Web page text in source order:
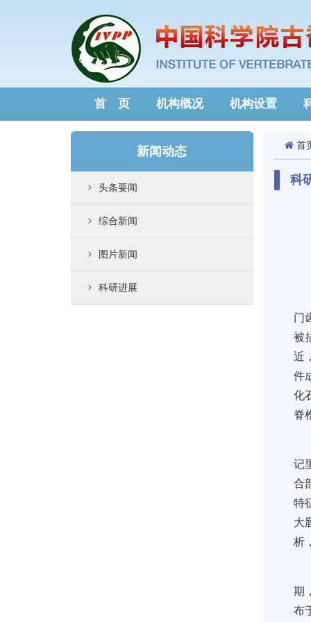
首 页 机构概况 机构设置
新闻动态
头条要闻
综合新闻
图片新闻
科研进展
首
科
门
被
近
件
化
脊
记
合
特
大
析
期
布